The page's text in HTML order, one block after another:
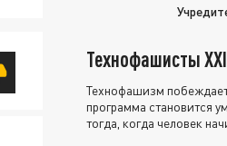
Технофашисты
Технофашизм
программа становится
тогда, когда человек